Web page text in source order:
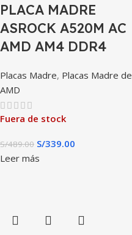
PLACA MADRE
ASROCK A520M AC
AMD AM4 DDR4
Placas Madre, Placas Madre de
AMD
Fuera de stock
S/489.00 S/339.00
Leer más